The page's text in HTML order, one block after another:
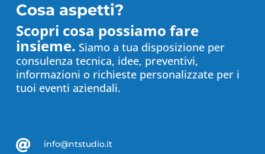
Cosa aspetti?
Scopri cosa possiamo fare
insieme. Siamo a tua disposizione per
consulenza tecnica, idee, preventivi,
informazioni o richieste personalizzate per i
tuoi eventi aziendali.
 info@ntstudio.it